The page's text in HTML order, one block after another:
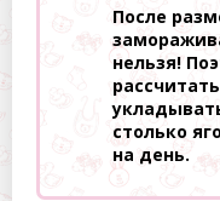
После
нельзя!
столько
на день.